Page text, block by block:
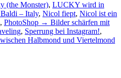
(the Monster), LUCKY wird in
– Italy, Nicol fiept, Nicol ist ein
, PhotoShop → Bilder schärfen mit
, Sperrung bei Instagram!,
Halbmond und Viertelmond